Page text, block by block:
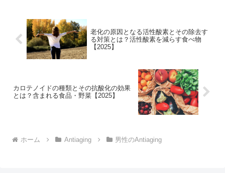
老化の原因となる活性酸素とその除去す
る対策とは？活性酸素を減らす食べ物
【2025】
カロテノイドの種類とその抗酸化の効果
とは？含まれる食品・野菜【2025】
ホーム Antiaging 男性のAntiaging